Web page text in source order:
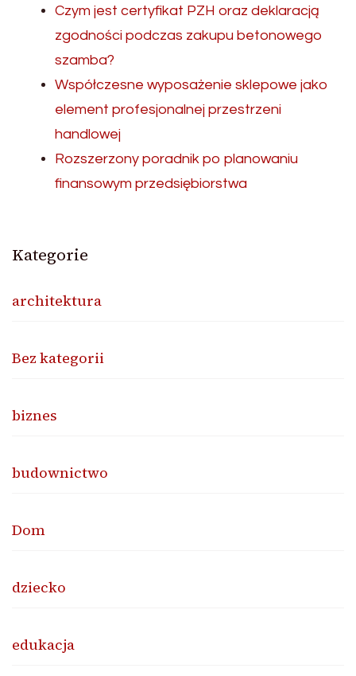
Czym jest certyfikat PZH oraz deklaracją
zgodności podczas zakupu betonowego
szamba?
Współczesne wyposażenie sklepowe jako
element profesjonalnej przestrzeni
handlowej
Rozszerzony poradnik po planowaniu
finansowym przedsiębiorstwa
Kategorie
architektura
Bez kategorii
biznes
budownictwo
Dom
dziecko
edukacja